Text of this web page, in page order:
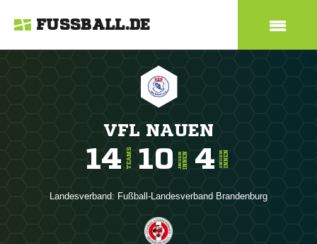
FUSSBALL.DE
VFL NAUEN
14 TEAMS 10 JUNIORENINNEN 4 SENIORENINNEN
Landesverband: Fußball-Landesverband Brandenburg